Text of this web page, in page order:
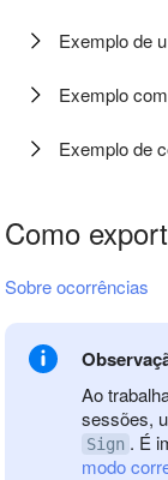
Exemplo de
Exemplo
Exemplo de
Como
Sobre ocorrências
Ao
sessões,
Sign . É
modo